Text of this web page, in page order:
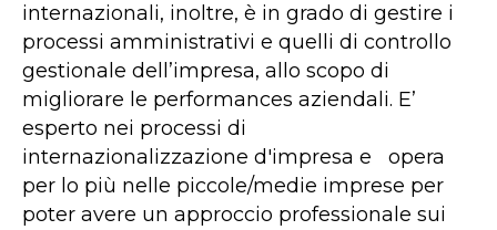
internazionali, inoltre, è in grado di gestire i
processi amministrativi e quelli di controllo
gestionale dell’impresa, allo scopo di
migliorare le performances aziendali. E’
esperto nei processi di
internazionalizzazione d'impresa e opera
per lo più nelle piccole/medie imprese per
poter avere un approccio professionale sui